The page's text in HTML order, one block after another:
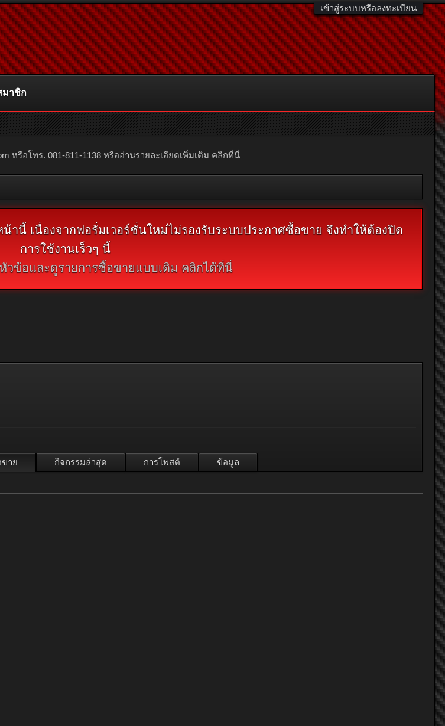
เข้าสู่ระบบหรือลงทะเบียน
หรือโทร. 081-811-1138 หรืออ่านรายละเอียดเพิ่มเติม คลิกที่นี่
านี้ เนื่องจากฟอรั่มเวอร์ชั่นใหม่ไม่รองรับระบบประกาศซื้อขาย จึงทำให้ต้องปิด
การใช้งานเร็วๆ นี้
วข้อและดูรายการซื้อขายแบบเดิม คลิกได้ที่นี่
ขาย กิจกรรมล่าสุด การโพสต์ ข้อมูล
มาชิก